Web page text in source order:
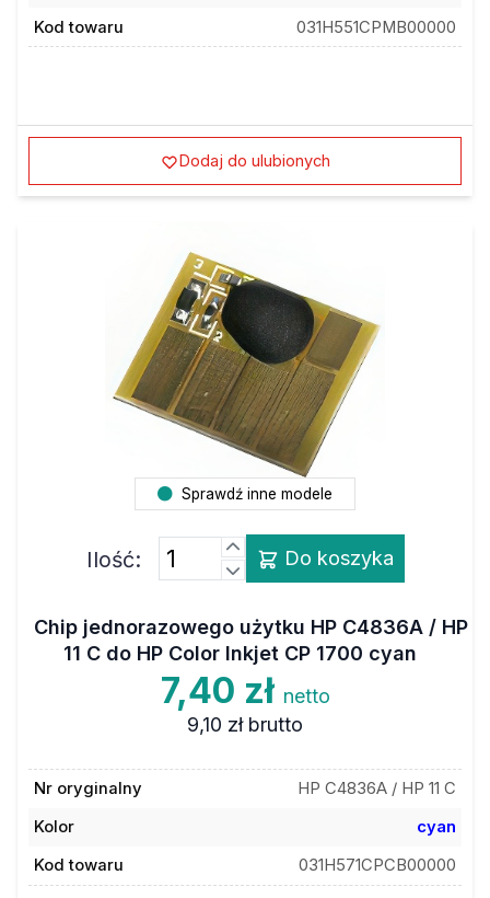
Kod towaru
031H551CPMB00000
Dodaj do ulubionych
Sprawdź inne modele
Ilość: Do koszyka
Chip jednorazowego użytku HP C4836A / HP
11 C do HP Color Inkjet CP 1700 cyan
7,40 zł netto
9,10 zł brutto
Nr oryginalny
HP C4836A / HP 11 C
Kolor
cyan
Kod towaru
031H571CPCB00000